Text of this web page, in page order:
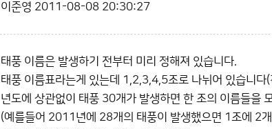
이준영 2011-08-08 20:30:27
태풍 이름은 발생하기 전부터 미리 정해져 있습니다.
태풍 이름표라는게 있는데 1,2,3,4,5조로 나뉘어 있습니다
년도에 상관없이 태풍 30개가 발생하면 한 조의 이름들을
(예를들어 2011년에 28개의 태풍이 발생했으면 1조에 2